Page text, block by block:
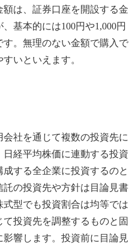
は、証券口座を開設する金
基本的には100円や1,000円
。無理のない金額で購入で
いといえます。
社を通じて複数の投資先に
経平均株価に連動する投資
する全企業に投資するのと
の投資先や方針は目論見書
型でも投資割合は均等では
投資先を調整するものと固
響します。投資前に目論見